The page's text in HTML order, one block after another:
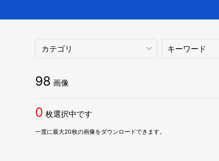
98 画像
0 枚選択中です
一度に最大20枚の画像をダウンロードできます。